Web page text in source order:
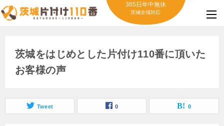
365日年中無休
茨城全域対応
茨城をはじめとした片付け110番に頂いた
お客様の声
Tweet 0 0